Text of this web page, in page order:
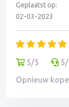
Geplaatst op:
02-03-2023
5/5
Opnieuw